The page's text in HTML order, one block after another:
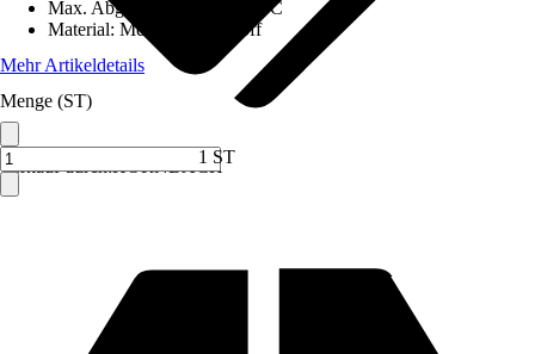
Verkauf durch:HORNBACH
Max. Abgastemperatur
600 °C
Material: Metall, Dämmstoff
Mehr Artikeldetails
Menge (ST)
1 ST